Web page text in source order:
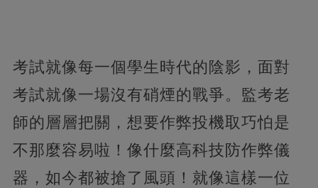
考試就像每一個學生時代的陰影，面對
考試就像一場沒有硝煙的戰爭。監考老
師的層層把關，想要作弊投機取巧怕是
不那麼容易啦！像什麼高科技防作弊儀
器， 如今都被搶了風頭！就像這樣一位